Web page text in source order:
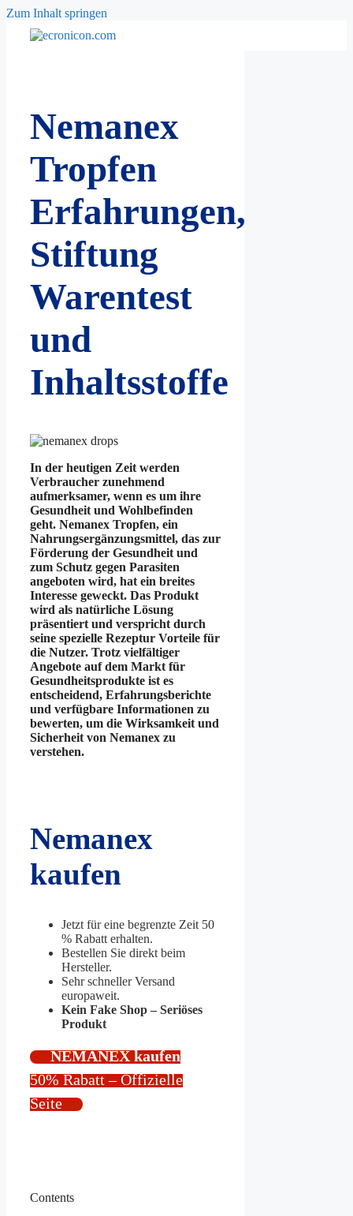
Zum Inhalt springen
Nemanex
Tropfen
Erfahrungen,
Stiftung
Warentest
und
Inhaltsstoffe
In der heutigen Zeit werden
Verbraucher zunehmend
aufmerksamer, wenn es um ihre
Gesundheit und Wohlbefinden
geht. Nemanex Tropfen, ein
Nahrungsergänzungsmittel, das zur
Förderung der Gesundheit und
zum Schutz gegen Parasiten
angeboten wird, hat ein breites
Interesse geweckt. Das Produkt
wird als natürliche Lösung
präsentiert und verspricht durch
seine spezielle Rezeptur Vorteile für
die Nutzer. Trotz vielfältiger
Angebote auf dem Markt für
Gesundheitsprodukte ist es
entscheidend, Erfahrungsberichte
und verfügbare Informationen zu
bewerten, um die Wirksamkeit und
Sicherheit von Nemanex zu
verstehen.
Nemanex
kaufen
Jetzt für eine begrenzte Zeit 50
% Rabatt erhalten.
Bestellen Sie direkt beim
Hersteller.
Sehr schneller Versand
europaweit.
Kein Fake Shop – Seriöses
Produkt
NEMANEX kaufen
50% Rabatt – Offizielle
Seite
Contents